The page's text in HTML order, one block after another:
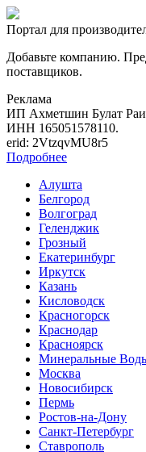
Портал для
Добавьте компанию.
поставщиков.
Реклама
ИП Ахметшин Булат
ИНН 165051578110.
erid: 2VtzqvMU8r5
Подробнее
Алушта
Белгород
Волгоград
Геленджик
Грозный
Екатеринбург
Иркутск
Казань
Кисловодск
Красногорск
Краснодар
Красноярск
Минеральные
Москва
Новосибирск
Пермь
Ростов-на-Дону
Санкт-Петербург
Ставрополь